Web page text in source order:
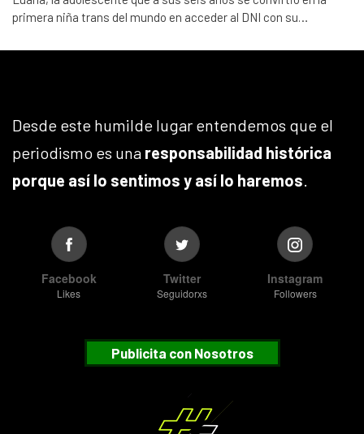
primera niña trans del mundo en acceder al DNI con su…
Desde este humilde lugar entendemos que el
periodismo es una responsabilidad histórica
porque así lo sentimos y así lo haremos.
Facebook
Likes
Twitter
Seguidorxs
Instagram
Followers
Publicita con Nosotros